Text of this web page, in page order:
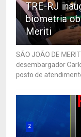
TRE-RJ
biometria
Meriti
SÃO JOÃO DE
desembargador
posto de
2